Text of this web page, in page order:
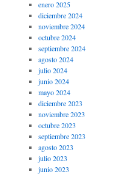
enero 2025
diciembre 2024
noviembre 2024
octubre 2024
septiembre 2024
agosto 2024
julio 2024
junio 2024
mayo 2024
diciembre 2023
noviembre 2023
octubre 2023
septiembre 2023
agosto 2023
julio 2023
junio 2023